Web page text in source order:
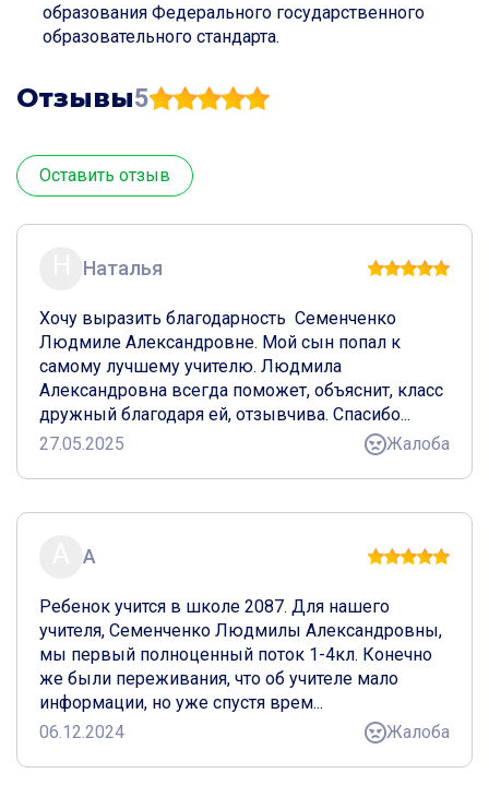
образования Федерального государственного
образовательного стандарта.
Отзывы5
Оставить отзыв
Наталья
Хочу выразить благодарность  Семенченко
Людмиле Александровне. Мой сын попал к
самому лучшему учителю. Людмила
Александровна всегда поможет, объяснит, класс
дружный благодаря ей, отзывчива. Спасибо...
27.05.2025
Жалоба
А
Ребенок учится в школе 2087. Для нашего
учителя, Семенченко Людмилы Александровны,
мы первый полноценный поток 1-4кл. Конечно
же были переживания, что об учителе мало
информации, но уже спустя врем...
06.12.2024
Жалоба